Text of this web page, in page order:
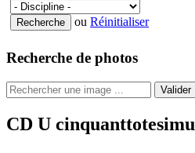
ou Réinitialiser
Recherche de photos
Valider
CD U cinquanttotesimu